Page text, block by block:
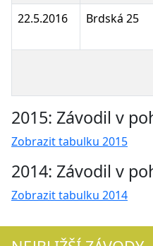
22.5.2016 Brdská 25
2015: Závodil v
Zobrazit tabulku 2015
2014: Závodil v
Zobrazit tabulku 2014